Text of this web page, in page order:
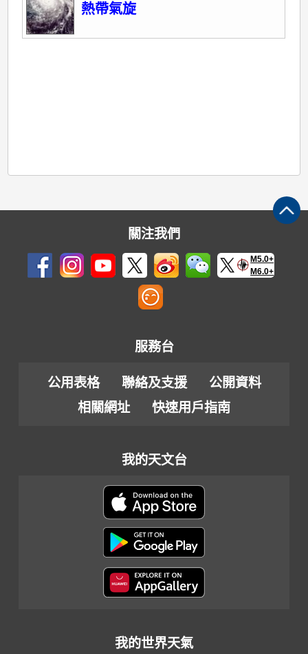
熱帶氣旋
關注我們
M5.0+
M6.0+
服務台
公用表格 聯絡及支援
公開資料
相關網址
快速用戶指南
我的天文台
我的世界天氣